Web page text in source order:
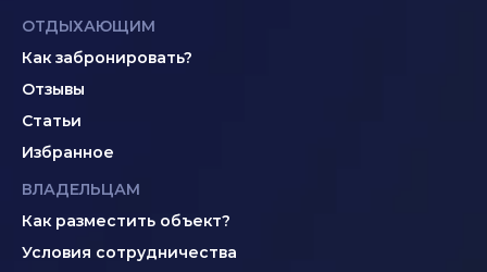
ОТДЫХАЮЩИМ
Как забронировать?
Отзывы
Статьи
Избранное
ВЛАДЕЛЬЦАМ
Как разместить объект?
Условия сотрудничества